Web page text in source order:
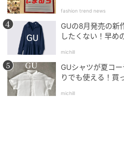
fashion trend news
GUの8月発売の新
したくない！早め
michill
GUシャツが夏コ
りでも使える！買
michill